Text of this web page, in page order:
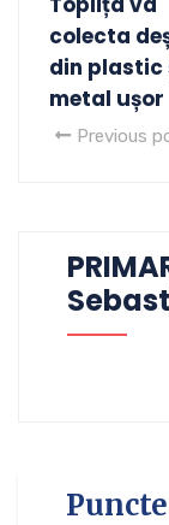
colecta
din plastic
metal ușor
Previous